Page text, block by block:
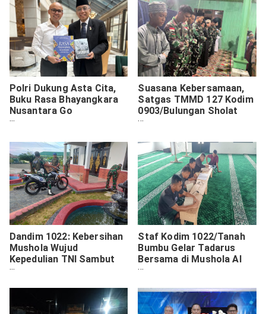
Polri Dukung Asta Cita,
Buku Rasa Bhayangkara
Nusantara Go
International
Suasana Kebersamaan,
Satgas TMMD 127 Kodim
0903/Bulungan Sholat
Tarawih Berjamaah di
Dandim 1022: Kebersihan
Mushola Wujud
Kepedulian TNI Sambut
Bulan Suci Ramadhan
Staf Kodim 1022/Tanah
Bumbu Gelar Tadarus
Bersama di Mushola Al
Istiqomah